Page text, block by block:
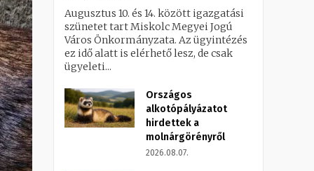
Augusztus 10. és 14. között igazgatási
szünetet tart Miskolc Megyei Jogú
Város Önkormányzata. Az ügyintézés
ez idő alatt is elérhető lesz, de csak
ügyeleti...
Országos
alkotópályázatot
hirdettek a
molnárgörényről
2026.08.07.